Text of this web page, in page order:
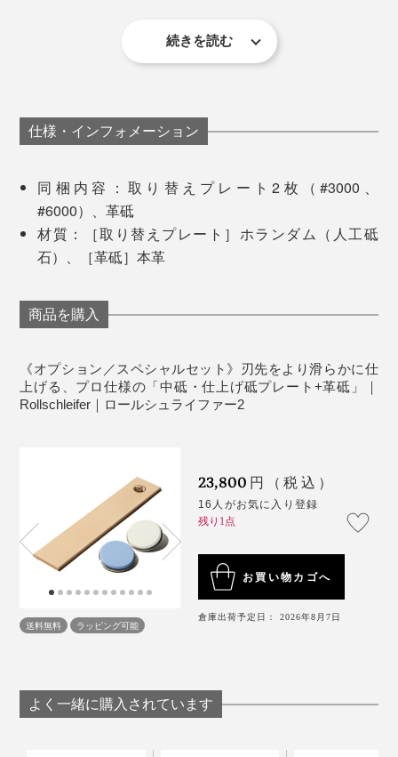
本品は、そんな“研ぎの玄人”向けに、より滑らかに仕上
プレートは砥面を反時計回りにまわせば簡単に交換がで
きます。
『ロールシュライファー2』のデフォルト砥面で研いだ
続きを読む
仕様・インフォメーション
同梱内容：取り替えプレート2枚（#3000、
#6000）、革砥
材質：［取り替えプレート］ホランダム（人工砥
石）、［革砥］本革
商品を購入
《オプション／スペシャルセット》刃先をより滑らかに仕
上げる、プロ仕様の「中砥・仕上げ砥プレート+革砥」｜
Rollschleifer｜ロールシュライファー2
送料無料 ラッピング可能
23,800 円（税込）
16人がお気に入り登録
残り1点
お買い物カゴへ
倉庫出荷予定日： 2026年8月7日
よく一緒に購入されています